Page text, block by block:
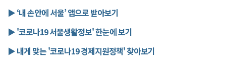
▶ ‘내 손안에 서울’ 앱으로 받아보기
▶ '코로나19 서울생활정보' 한눈에 보기
▶ 내게 맞는 '코로나19 경제지원정책' 찾아보기